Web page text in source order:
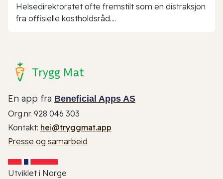
Helsedirektoratet ofte fremstilt som en distraksjon
fra offisielle kostholdsråd....
Trygg Mat
En app fra Beneficial Apps AS
Org.nr. 928 046 303
Kontakt: hei@tryggmat.app
Presse og samarbeid
Utviklet i Norge